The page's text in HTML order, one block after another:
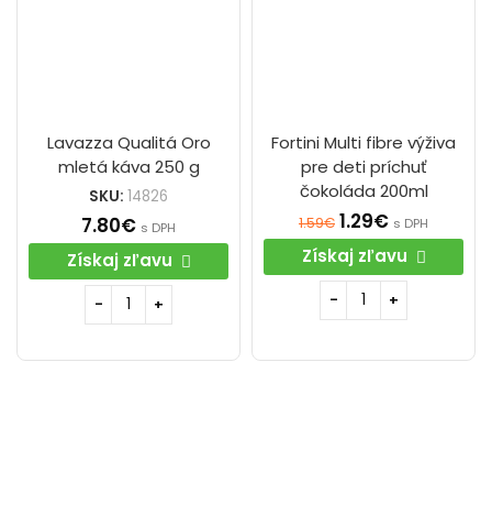
Lavazza Qualitá Oro
mletá káva 250 g
SKU: 14826
7.80€ s DPH
Získaj zľavu
Fortini Multi fibre výživa
pre deti príchuť
čokoláda 200ml
1.59€ 1.29€ s DPH
Získaj zľavu